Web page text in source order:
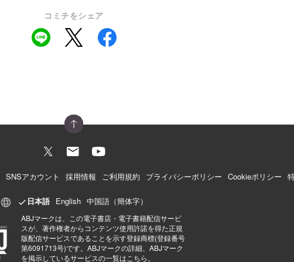
コミチをシェア
SNSアカウント 採用情報 ご利用規約 プライバシーポリシー Cookieポリシー
日本語 English 中国語（簡体字）
ABJマークは、この電子書店・電子書籍配信サービ
スが、著作権者からコンテンツ使用許諾を得た正規
版配信サービスであることを示す登録商標(登録番号
第6091713号)です。ABJマークの詳細、ABJマーク
を掲示しているサービスの一覧はこちら。